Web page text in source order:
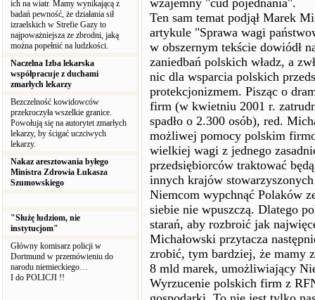
ich na wiatr. Mamy wynikającą z
badań pewność, że działania sił
izraelskich w Strefie Gazy to
najpoważniejsza ze zbrodni, jaką
można popełnić na ludzkości.
Naczelna Izba lekarska
współpracuje z duchami
zmarłych lekarzy
Bezczelność kowidowców
przekroczyła wszelkie granice.
Powołują się na autorytet zmarłych
lekarzy, by ścigać uczciwych
lekarzy.
Nakaz aresztowania byłego
Ministra Zdrowia Łukasza
Szumowskiego
"Służę ludziom, nie
instytucjom"
Główny komisarz policji w
Dortmund w przemówieniu do
narodu niemieckiego…
I do POLICJI !!
wzajemny "cud pojednania".
Ten sam temat podjął Marek
artykule "Sprawa wagi
w obszernym tekście dowiódł
zaniedbań polskich władz, a
nic dla wsparcia polskich
protekcjonizmem. Pisząc o
firm (w kwietniu 2001 r.
spadło o 2.300 osób), red.
możliwej pomocy polskim
wielkiej wagi z jednego
przedsiębiorców traktować
innych krajów
Niemcom wypchnąć Polaków
siebie nie wpuszczą. Dlatego
starań, aby rozbroić jak
Michałowski przytacza
zrobić, tym bardziej, że mamy
8 mld marek, umożliwiający
Wyrzucenie polskich firm z